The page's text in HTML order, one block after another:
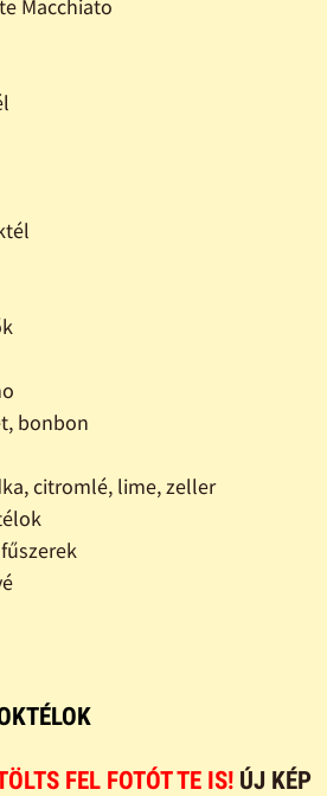
Macchiato
bonbon
citromlé, lime, zeller
FEL FOTÓT TE IS! ÚJ KÉP